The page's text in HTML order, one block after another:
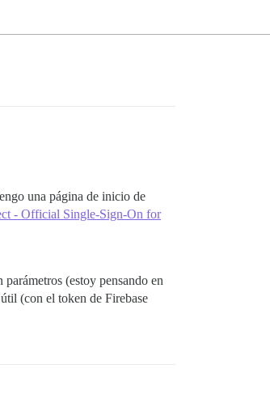
una página de inicio de
- Official Single-Sign-On for
(estoy pensando en
(con el token de Firebase